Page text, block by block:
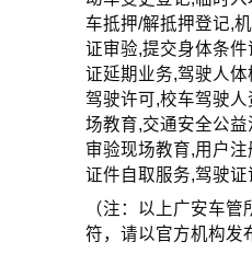
车抵押/解抵押登记,
证审验,提交身体条
证延期业务,驾驶人
驾驶许可,校车驾驶
场教育,交通安全公
审验现场教育,用户
证件自取服务,驾驶
（注：以上广安车
符，请以官方机构发